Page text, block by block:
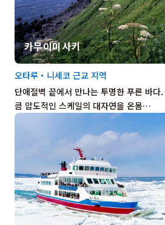
카무이미사키
단애절벽 끝에서 만나는 투명한 푸른 바
큼 압도적인 스케일의 대자연을 온몸…
오타루・니세코 근교 지역